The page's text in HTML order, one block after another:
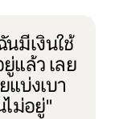
นมีเงินใช้
แล้ว เลย
แบ่งเบา
ไม่อยู่"